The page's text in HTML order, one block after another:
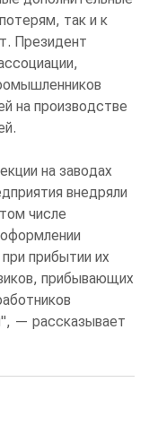
так и к
Президент
на производстве
на заводах
внедряли
числе
прибытии их
прибывающих
— рассказывает